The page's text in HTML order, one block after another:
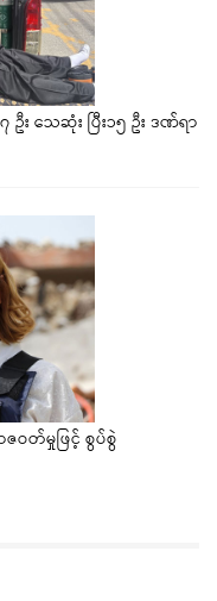
း သေဆုံး ပြီး၁၅ ဦး ဒဏ်ရာ
ဝတ်မှုဖြင့် စွပ်စွဲ